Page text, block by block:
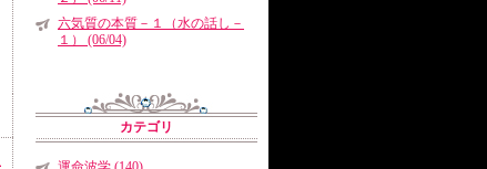
六気質の本質－１（水の話し－
１） (06/04)
カテゴリ